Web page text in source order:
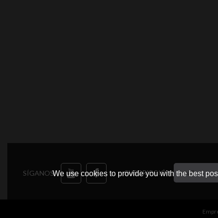
SÍGANOS: SUSCRIPCIÓN
We use cookies to provide you with the best